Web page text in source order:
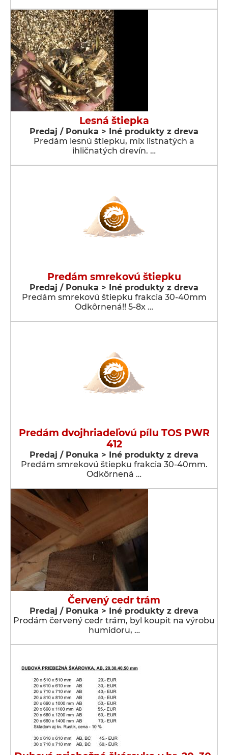
Lesná štiepka
Predaj / Ponuka > Iné produkty z dreva
Predám lesnú štiepku, mix listnatých a
ihličnatých drevín. …
Predám smrekovú štiepku
Predaj / Ponuka > Iné produkty z dreva
Predám smrekovú štiepku frakcia 30-40mm
Odkôrnená!! 5-8x …
Predám dvojhriadeľovú pílu TOS PWR
412
Predaj / Ponuka > Iné produkty z dreva
Predám smrekovú štiepku frakcia 30-40mm.
Odkôrnená …
Červený cedr trám
Predaj / Ponuka > Iné produkty z dreva
Prodám červený cedr trám, byl koupit na výrobu
humidoru, …